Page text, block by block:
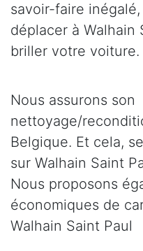
savoir-faire
déplacer à Walhain
briller votre voiture.
Nous assurons son
nettoyage/
Belgique. Et cela,
sur Walhain Saint
Nous proposons
économiques de
Walhain Saint Paul